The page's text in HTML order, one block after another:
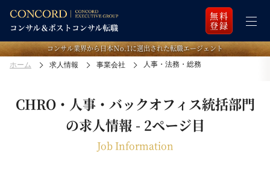
無料
登録
コンサル業界から日本Ｎo.1に選出された転職エージェント
ホーム 求人情報 事業会社 人事・法務・総務
CHRO・人事・バックオフィス統括部門
の求人情報 - 2ページ目
Job Information